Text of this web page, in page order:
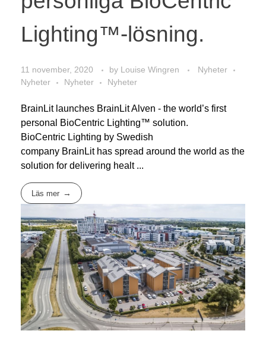
Lighting™-lösning.
11 november, 2020 by Louise Wingren
Nyheter
Nyheter
Nyheter Nyheter
BrainLit launches BrainLit Alven - the world’s first
personal BioCentric Lighting™ solution.
BioCentric Lighting by Swedish
company BrainLit has spread around the world as the
solution for delivering healt ...
Läs mer